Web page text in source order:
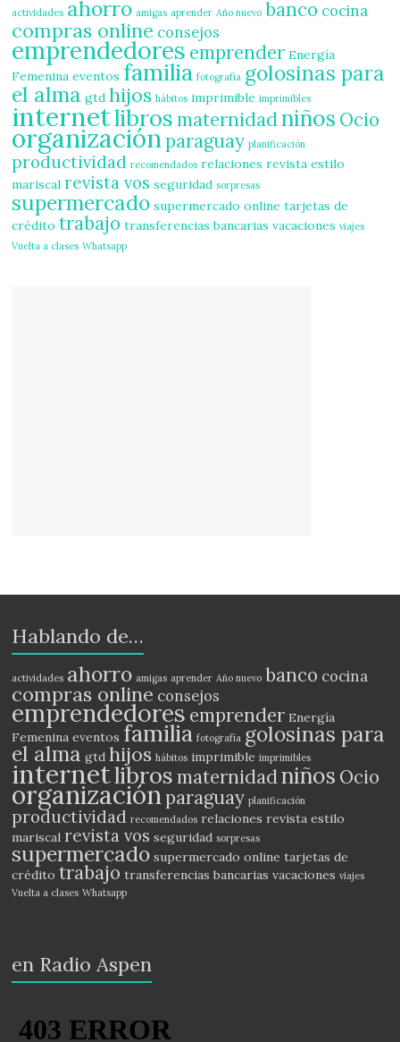
actividades ahorro amigas aprender Año nuevo banco cocina
compras online consejos
emprendedores emprender Energía
Femenina eventos familia fotografía golosinas para
el alma gtd hijos hábitos imprimible imprimibles
internetlibros maternidadniños Ocio
organizaciónparaguay planificación
productividad recomendados relaciones revista estilo
mariscal revista vos seguridad sorpresas
supermercado supermercado online tarjetas de
crédito trabajo transferencias bancarias vacaciones viajes
Vuelta a clases Whatsapp
Hablando de…
actividades ahorro amigas aprender Año nuevo banco cocina
compras online consejos
emprendedores emprender Energía
Femenina eventos familia fotografía golosinas para
el alma gtd hijos hábitos imprimible imprimibles
internetlibros maternidadniños Ocio
organizaciónparaguay planificación
productividad recomendados relaciones revista estilo
mariscal revista vos seguridad sorpresas
supermercado supermercado online tarjetas de
crédito trabajo transferencias bancarias vacaciones viajes
Vuelta a clases Whatsapp
en Radio Aspen